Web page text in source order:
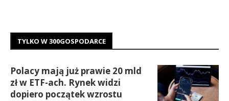
TYLKO W 300GOSPODARCE
Polacy mają już prawie 20 mld
zł w ETF-ach. Rynek widzi
dopiero początek wzrostu